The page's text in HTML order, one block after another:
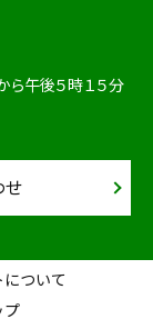
午後５時１５分
せ
ついて
プ